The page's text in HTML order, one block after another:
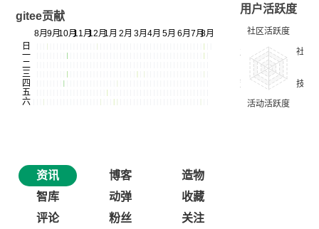
gitee贡献
用户活跃度
资讯 博客
造物
智库
动弹
收藏
评论
粉丝 关注